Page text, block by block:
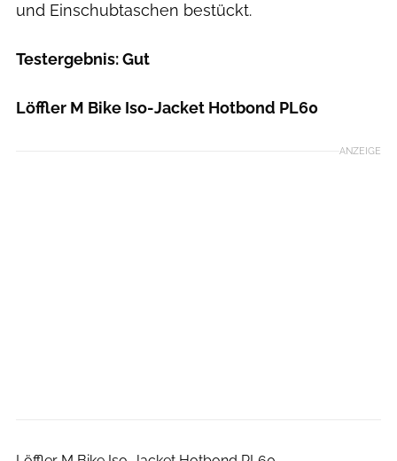
und Einschubtaschen bestückt.
Testergebnis: Gut
Löffler M Bike Iso-Jacket Hotbond PL60
ANZEIGE